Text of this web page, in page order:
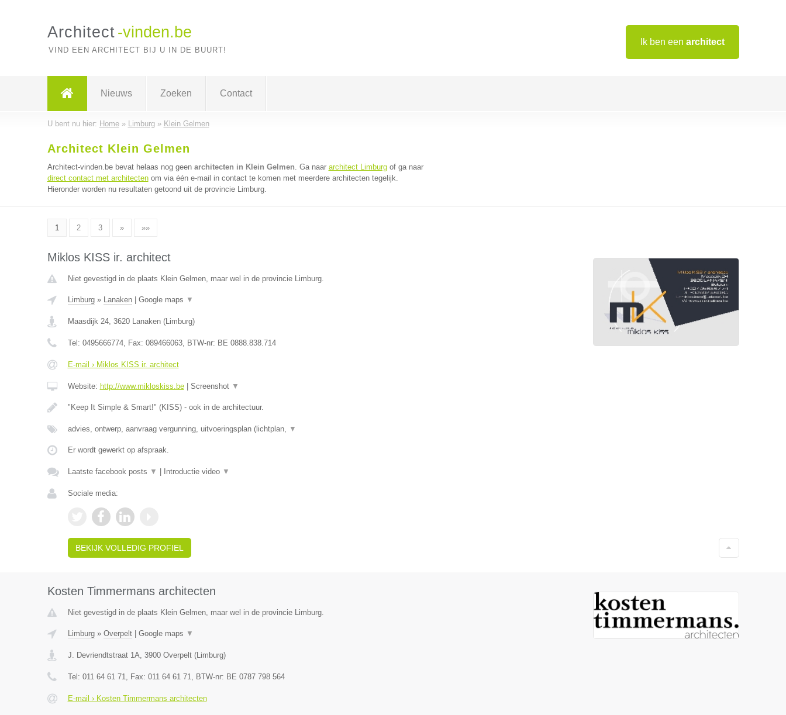
Ik ben een architect
Architect -vinden.be
VIND EEN ARCHITECT BIJ U IN DE BUURT!
Nieuws Zoeken Contact
U bent nu hier: Home» Limburg» Klein Gelmen
Architect Klein Gelmen
Architect-vinden.be bevat helaas nog geen architecten in Klein Gelmen. Ga naar architect Limburgof ga naar
direct contact met architectenom via één e-mail in contact te komen met meerdere architecten tegelijk.
Hieronder worden nu resultaten getoond uit de provincie Limburg.
1 2 3 » »»
Miklos KISS ir. architect
Niet gevestigd in de plaats Klein Gelmen, maar wel in de provincie Limburg.
Limburg» Lanaken| Google maps ▼
Maasdijk 24, 3620 Lanaken(Limburg)
Tel: 0495666774, Fax: 089466063, BTW-nr: BE 0888.838.714
E-mail › Miklos KISS ir. architect
Website: http://www.mikloskiss.be| Screenshot ▼
"Keep It Simple & Smart!" (KISS) - ook in de architectuur.
advies, ontwerp, aanvraag vergunning, uitvoeringsplan (lichtplan, ▼
Er wordt gewerkt op afspraak.
Laatste facebook posts ▼ Introductie video ▼
Sociale media:
BEKIJK VOLLEDIG PROFIEL
Kosten Timmermans architecten
Niet gevestigd in de plaats Klein Gelmen, maar wel in de provincie Limburg.
Limburg» Overpelt| Google maps ▼
J. Devriendtstraat 1A, 3900 Overpelt(Limburg)
Tel: 011 64 61 71, Fax: 011 64 61 71, BTW-nr: BE 0787 798 564
E-mail › Kosten Timmermans architecten